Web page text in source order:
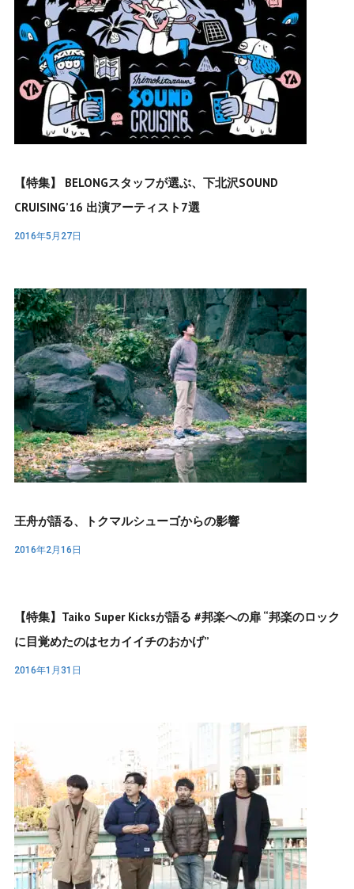
【特集】 BELONGスタッフが選ぶ、下北沢SOUND
CRUISING’16 出演アーティスト7選
2016年5月27日
王舟が語る、トクマルシューゴからの影響
2016年2月16日
【特集】Taiko Super Kicksが語る #邦楽への扉 “邦楽のロック
に目覚めたのはセカイイチのおかげ”
2016年1月31日